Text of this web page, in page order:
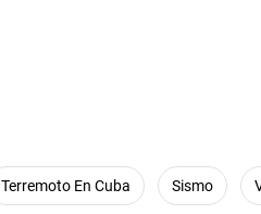
Terremoto En Cuba Sismo